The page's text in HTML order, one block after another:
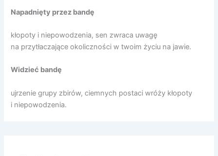
Napadnięty przez bandę
kłopoty i niepowodzenia, sen zwraca uwagę
na przytłaczające okoliczności w twoim życiu na jawie.
Widzieć bandę
ujrzenie grupy zbirów, ciemnych postaci wróży kłopoty
i niepowodzenia.